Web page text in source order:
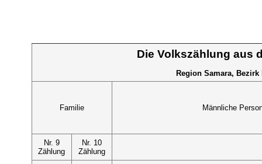
Die Volkszählung aus
Region Samara,
Familie Männliche
Nr. 9
Zählung
Nr. 10
Zählung